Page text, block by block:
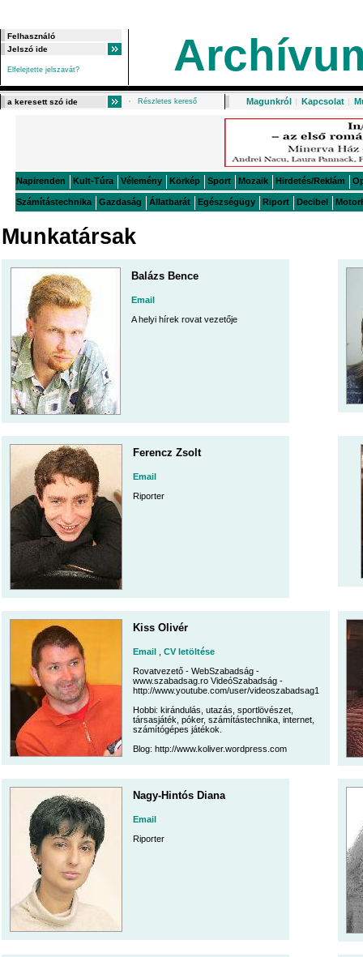
Elfelejtette jelszavát?
Részletes kereső Magunkról | Kapcsolat |
Napirenden Kult-Túra Vélemény Körkép Sport Mozaik Hirdetés/Reklám
Számítástechnika Gazdaság Állatbarát Egészségügy Riport Decibel
Munkatársak
Balázs Bence
Email
A helyi hírek rovat vezetője
Ferencz Zsolt
Email
Riporter
Kiss Olivér
Email
CV letöltése
Rovatvezető - WebSzabadság -
www.szabadsag.ro VideóSzabadság -
http://www.youtube.com/user/videoszabadsag1
Hobbi: kirándulás, utazás, sportlövészet,
társasjáték, póker, számítástechnika, internet,
számítógépes játékok.
Blog: http://www.koliver.wordpress.com
Nagy-Hintós Diana
Email
Riporter